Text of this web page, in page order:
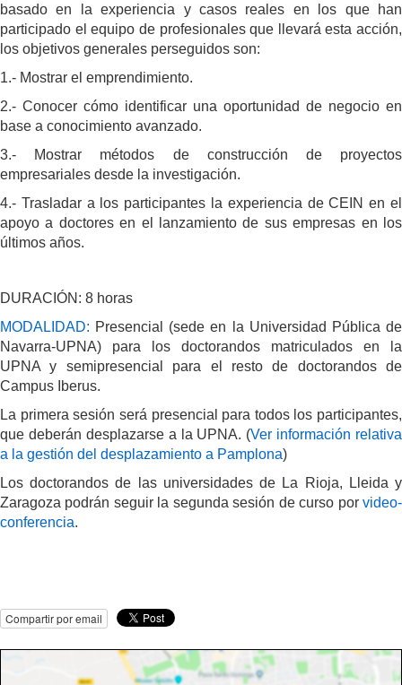
basado en la experiencia y casos reales en los que han
participado el equipo de profesionales que llevará esta acción,
los objetivos generales perseguidos son:
1.- Mostrar el emprendimiento.
2.- Conocer cómo identificar una oportunidad de negocio en
base a conocimiento avanzado.
3.- Mostrar métodos de construcción de proyectos
empresariales desde la investigación.
4.- Trasladar a los participantes la experiencia de CEIN en el
apoyo a doctores en el lanzamiento de sus empresas en los
últimos años.
DURACIÓN: 8 horas
MODALIDAD: Presencial (sede en la Universidad Pública de
Navarra-UPNA) para los doctorandos matriculados en la
UPNA y semipresencial para el resto de doctorandos de
Campus Iberus.
La primera sesión será presencial para todos los participantes,
que deberán desplazarse a la UPNA. (Ver información relativa
a la gestión del desplazamiento a Pamplona)
Los doctorandos de las universidades de La Rioja, Lleida y
Zaragoza podrán seguir la segunda sesión de curso por video-
conferencia.
Compartir por email